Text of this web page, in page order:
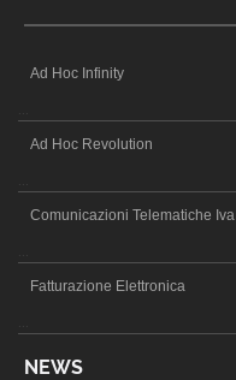
Ad Hoc Infinity
Ad Hoc Revolution
Comunicazioni Telematiche Iva
Fatturazione Elettronica
NEWS